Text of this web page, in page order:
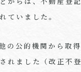
ていました。
の公的機関から取得
れました（改正不登